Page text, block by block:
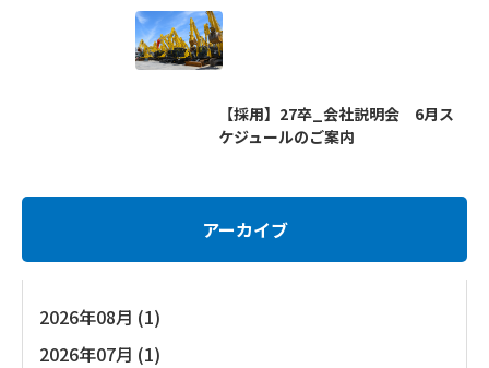
【採用】27卒_会社説明会 6月ス
ケジュールのご案内
アーカイブ
2026年08月 (1)
2026年07月 (1)